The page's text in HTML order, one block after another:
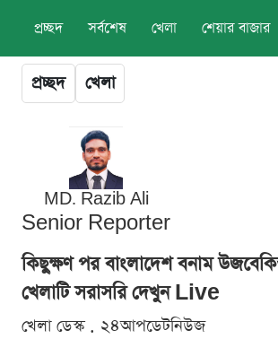
প্রচ্ছদ সর্বশেষ খেলা শেয়ার বাজার
প্রচ্ছদ খেলা
MD. Razib Ali
Senior Reporter
কিছুক্ষণ পর বাংলাদেশ বনাম
খেলাটি সরাসরি দেখুন Live
খেলা ডেস্ক . ২৪আপডেটনিউজ